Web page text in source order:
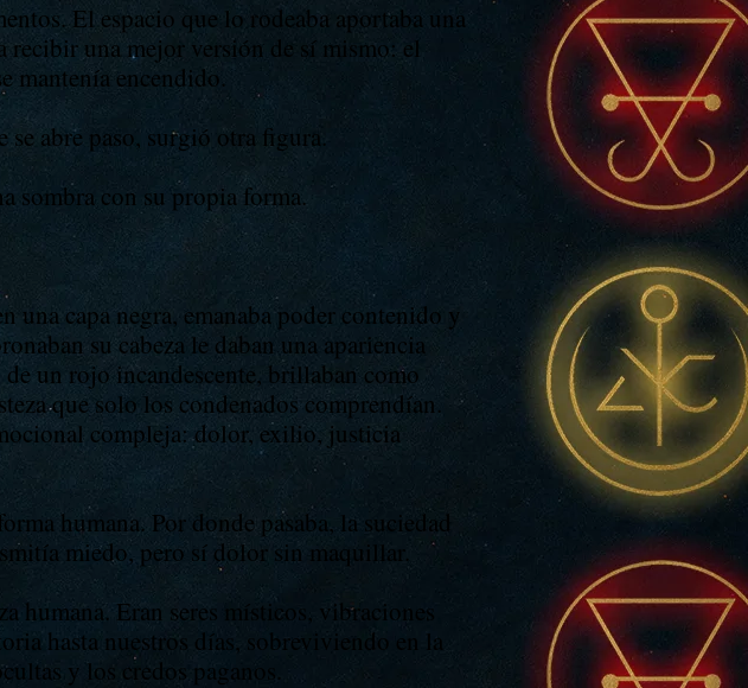
El espacio que lo rodeaba aportaba una
recibir una mejor versión de sí mismo: el
mantenía encendido.
abre paso, surgió otra figura.
sombra con su propia forma.
una capa negra, emanaba poder contenido y
su cabeza le daban una apariencia
un rojo incandescente, brillaban como
que solo los condenados comprendían.
compleja: dolor, exilio, justicia
humana. Por donde pasaba, la suciedad
miedo, pero sí dolor sin maquillar.
humana. Eran seres místicos, vibraciones
hasta nuestros días, sobreviviendo en la
y los credos paganos.